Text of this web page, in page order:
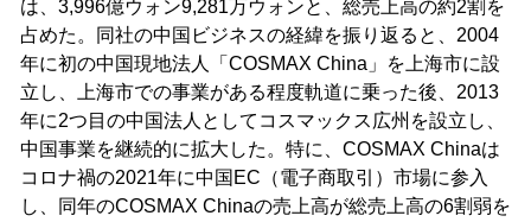
は、3,996億ウォン9,281万ウォンと、総売上高の約2割を
占めた。同社の中国ビジネスの経緯を振り返ると、2004
年に初の中国現地法人「COSMAX China」を上海市に設
立し、上海市での事業がある程度軌道に乗った後、2013
年に2つ目の中国法人としてコスマックス広州を設立し、
中国事業を継続的に拡大した。特に、COSMAX Chinaは
コロナ禍の2021年に中国EC（電子商取引）市場に参入
し、同年のCOSMAX Chinaの売上高が総売上高の6割弱を